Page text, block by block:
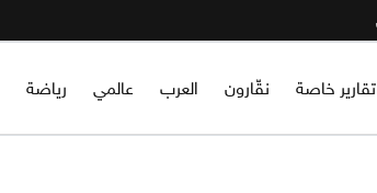
تقارير خاصة نقّارون العرب عالمي رياضة